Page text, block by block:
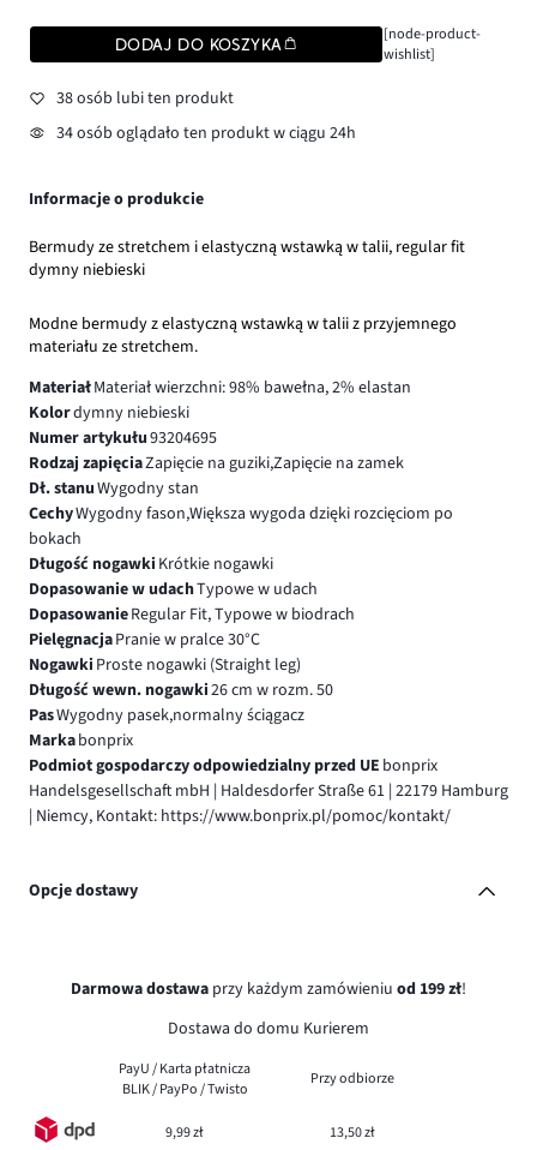
DODAJ DO KOSZYKA
[node-product-
wishlist]
38 osób lubi ten produkt
34 osób oglądało ten produkt w ciągu 24h
Informacje o produkcie
Bermudy ze stretchem i elastyczną wstawką w talii, regular fit
dymny niebieski
Modne bermudy z elastyczną wstawką w talii z przyjemnego
materiału ze stretchem.
MateriałMateriał wierzchni: 98% bawełna, 2% elastan
Kolordymny niebieski
Numer artykułu93204695
Rodzaj zapięciaZapięcie na guziki,Zapięcie na zamek
Dł. stanuWygodny stan
CechyWygodny fason,Większa wygoda dzięki rozcięciom po
bokach
Długość nogawki Krótkie nogawki
Dopasowanie w udachTypowe w udach
DopasowanieRegular Fit, Typowe w biodrach
PielęgnacjaPranie w pralce 30°C
Nogawki Proste nogawki (Straight leg)
Długość wewn. nogawki26 cm w rozm. 50
PasWygodny pasek,normalny ściągacz
Markabonprix
Podmiot gospodarczy odpowiedzialny przed UE bonprix
Handelsgesellschaft mbH | Haldesdorfer Straße 61 | 22179 Hamburg
| Niemcy, Kontakt: https://www.bonprix.pl/pomoc/kontakt/
Opcje dostawy
Darmowa dostawa przy każdym zamówieniu od 199 zł!
Dostawa do domu Kurierem
PayU / Karta płatnicza
BLIK / PayPo / Twisto
Przy odbiorze
9,99 zł 13,50 zł